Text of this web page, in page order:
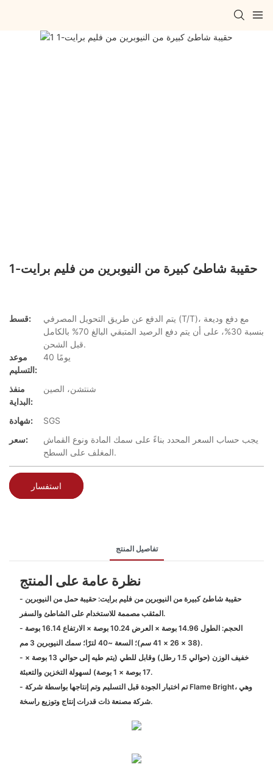
حقيبة شاطئ كبيرة من النيوبرين من فليم برايت-1
قسط:
يتم الدفع عن طريق التحويل المصرفي (T/T)، مع دفع وديعة
بنسبة 30%، على أن يتم دفع الرصيد المتبقي البالغ 70% بالكامل
قبل الشحن.
موعد
التسليم:
40 يومًا
منفذ
البداية:
شنتشن، الصين
شهادة:
SGS
سعر:
يجب حساب السعر المحدد بناءً على سمك المادة ونوع القماش
المغلف على السطح.
استفسار
تفاصيل المنتج
نظرة عامة على المنتج
- حقيبة شاطئ كبيرة من النيوبرين من فليم برايت: حقيبة حمل من النيوبرين
المثقب مصممة للاستخدام على الشاطئ والسفر.
- الحجم: الطول 14.96 بوصة × العرض 10.24 بوصة × الارتفاع 16.14 بوصة
(38 × 26 × 41 سم)؛ السعة ~40 لترًا؛ سمك النيوبرين 3 مم.
- خفيف الوزن (حوالي 1.5 رطل) وقابل للطي (يتم طيه إلى حوالي 13 بوصة ×
17 بوصة × 1 بوصة) لسهولة التخزين والتعبئة.
- تم اختبار الجودة قبل التسليم وتم إنتاجها بواسطة شركة Flame Bright، وهي
شركة مصنعة ذات قدرات إنتاج وتوزيع راسخة.